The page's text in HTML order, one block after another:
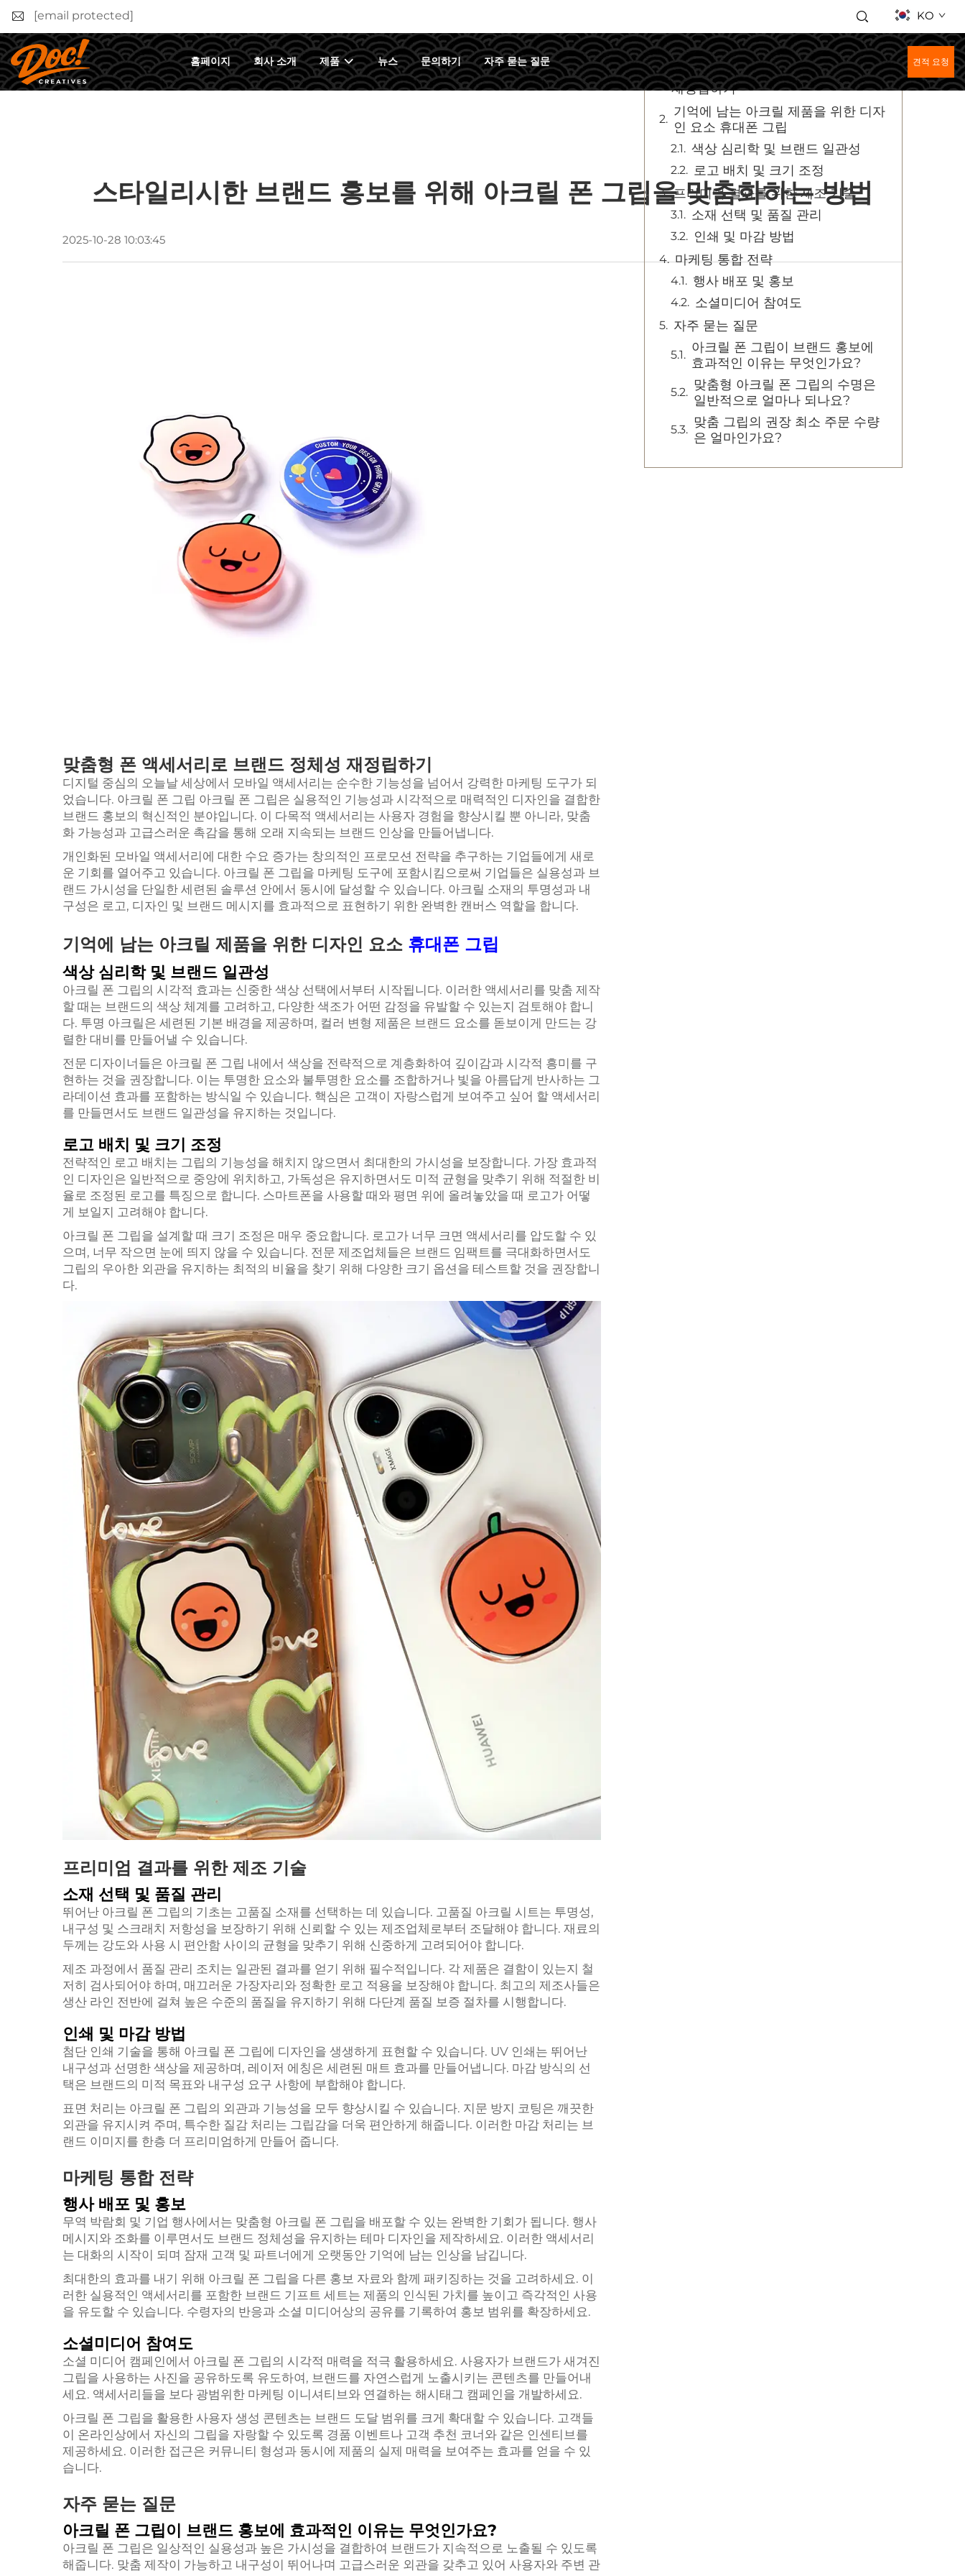
[email protected] KO
홈페이지 회사 소개 제품 뉴스 문의하기 자주 묻는 질문 견적 요청
스타일리시한 브랜드 홍보를 위해 아크릴 폰 그립을 맞춤화하는 방법
2025-10-28 10:03:45
맞춤형 폰 액세서리로 브랜드 정체성 재정립하기
디지털 중심의 오늘날 세상에서 모바일 액세서리는 순수한 기능성을 넘어서 강력한 마케팅 도구가 되
었습니다. 아크릴 폰 그립 아크릴 폰 그립은 실용적인 기능성과 시각적으로 매력적인 디자인을 결합한
브랜드 홍보의 혁신적인 분야입니다. 이 다목적 액세서리는 사용자 경험을 향상시킬 뿐 아니라, 맞춤
화 가능성과 고급스러운 촉감을 통해 오래 지속되는 브랜드 인상을 만들어냅니다.
개인화된 모바일 액세서리에 대한 수요 증가는 창의적인 프로모션 전략을 추구하는 기업들에게 새로
운 기회를 열어주고 있습니다. 아크릴 폰 그립을 마케팅 도구에 포함시킴으로써 기업들은 실용성과 브
랜드 가시성을 단일한 세련된 솔루션 안에서 동시에 달성할 수 있습니다. 아크릴 소재의 투명성과 내
구성은 로고, 디자인 및 브랜드 메시지를 효과적으로 표현하기 위한 완벽한 캔버스 역할을 합니다.
기억에 남는 아크릴 제품을 위한 디자인 요소 휴대폰 그립
색상 심리학 및 브랜드 일관성
아크릴 폰 그립의 시각적 효과는 신중한 색상 선택에서부터 시작됩니다. 이러한 액세서리를 맞춤 제작
할 때는 브랜드의 색상 체계를 고려하고, 다양한 색조가 어떤 감정을 유발할 수 있는지 검토해야 합니
다. 투명 아크릴은 세련된 기본 배경을 제공하며, 컬러 변형 제품은 브랜드 요소를 돋보이게 만드는 강
렬한 대비를 만들어낼 수 있습니다.
전문 디자이너들은 아크릴 폰 그립 내에서 색상을 전략적으로 계층화하여 깊이감과 시각적 흥미를 구
현하는 것을 권장합니다. 이는 투명한 요소와 불투명한 요소를 조합하거나 빛을 아름답게 반사하는 그
라데이션 효과를 포함하는 방식일 수 있습니다. 핵심은 고객이 자랑스럽게 보여주고 싶어 할 액세서리
를 만들면서도 브랜드 일관성을 유지하는 것입니다.
로고 배치 및 크기 조정
전략적인 로고 배치는 그립의 기능성을 해치지 않으면서 최대한의 가시성을 보장합니다. 가장 효과적
인 디자인은 일반적으로 중앙에 위치하고, 가독성은 유지하면서도 미적 균형을 맞추기 위해 적절한 비
율로 조정된 로고를 특징으로 합니다. 스마트폰을 사용할 때와 평면 위에 올려놓았을 때 로고가 어떻
게 보일지 고려해야 합니다.
아크릴 폰 그립을 설계할 때 크기 조정은 매우 중요합니다. 로고가 너무 크면 액세서리를 압도할 수 있
으며, 너무 작으면 눈에 띄지 않을 수 있습니다. 전문 제조업체들은 브랜드 임팩트를 극대화하면서도
그립의 우아한 외관을 유지하는 최적의 비율을 찾기 위해 다양한 크기 옵션을 테스트할 것을 권장합니
다.
프리미엄 결과를 위한 제조 기술
소재 선택 및 품질 관리
뛰어난 아크릴 폰 그립의 기초는 고품질 소재를 선택하는 데 있습니다. 고품질 아크릴 시트는 투명성,
내구성 및 스크래치 저항성을 보장하기 위해 신뢰할 수 있는 제조업체로부터 조달해야 합니다. 재료의
두께는 강도와 사용 시 편안함 사이의 균형을 맞추기 위해 신중하게 고려되어야 합니다.
제조 과정에서 품질 관리 조치는 일관된 결과를 얻기 위해 필수적입니다. 각 제품은 결함이 있는지 철
저히 검사되어야 하며, 매끄러운 가장자리와 정확한 로고 적용을 보장해야 합니다. 최고의 제조사들은
생산 라인 전반에 걸쳐 높은 수준의 품질을 유지하기 위해 다단계 품질 보증 절차를 시행합니다.
인쇄 및 마감 방법
첨단 인쇄 기술을 통해 아크릴 폰 그립에 디자인을 생생하게 표현할 수 있습니다. UV 인쇄는 뛰어난
내구성과 선명한 색상을 제공하며, 레이저 에칭은 세련된 매트 효과를 만들어냅니다. 마감 방식의 선
택은 브랜드의 미적 목표와 내구성 요구 사항에 부합해야 합니다.
표면 처리는 아크릴 폰 그립의 외관과 기능성을 모두 향상시킬 수 있습니다. 지문 방지 코팅은 깨끗한
외관을 유지시켜 주며, 특수한 질감 처리는 그립감을 더욱 편안하게 해줍니다. 이러한 마감 처리는 브
랜드 이미지를 한층 더 프리미엄하게 만들어 줍니다.
마케팅 통합 전략
행사 배포 및 홍보
무역 박람회 및 기업 행사에서는 맞춤형 아크릴 폰 그립을 배포할 수 있는 완벽한 기회가 됩니다. 행사
메시지와 조화를 이루면서도 브랜드 정체성을 유지하는 테마 디자인을 제작하세요. 이러한 액세서리
는 대화의 시작이 되며 잠재 고객 및 파트너에게 오랫동안 기억에 남는 인상을 남깁니다.
최대한의 효과를 내기 위해 아크릴 폰 그립을 다른 홍보 자료와 함께 패키징하는 것을 고려하세요. 이
러한 실용적인 액세서리를 포함한 브랜드 기프트 세트는 제품의 인식된 가치를 높이고 즉각적인 사용
을 유도할 수 있습니다. 수령자의 반응과 소셜 미디어상의 공유를 기록하여 홍보 범위를 확장하세요.
소셜미디어 참여도
소셜 미디어 캠페인에서 아크릴 폰 그립의 시각적 매력을 적극 활용하세요. 사용자가 브랜드가 새겨진
그립을 사용하는 사진을 공유하도록 유도하여, 브랜드를 자연스럽게 노출시키는 콘텐츠를 만들어내
세요. 액세서리들을 보다 광범위한 마케팅 이니셔티브와 연결하는 해시태그 캠페인을 개발하세요.
아크릴 폰 그립을 활용한 사용자 생성 콘텐츠는 브랜드 도달 범위를 크게 확대할 수 있습니다. 고객들
이 온라인상에서 자신의 그립을 자랑할 수 있도록 경품 이벤트나 고객 추천 코너와 같은 인센티브를
제공하세요. 이러한 접근은 커뮤니티 형성과 동시에 제품의 실제 매력을 보여주는 효과를 얻을 수 있
습니다.
자주 묻는 질문
아크릴 폰 그립이 브랜드 홍보에 효과적인 이유는 무엇인가요?
아크릴 폰 그립은 일상적인 실용성과 높은 가시성을 결합하여 브랜드가 지속적으로 노출될 수 있도록
해줍니다. 맞춤 제작이 가능하고 내구성이 뛰어나며 고급스러운 외관을 갖추고 있어 사용자와 주변 관
맞춤형 폰 액세서리로 브랜드 정체성
재정립하기
기억에 남는 아크릴 제품을 위한 디자
인 요소 휴대폰 그립
색상 심리학 및 브랜드 일관성
로고 배치 및 크기 조정
프리미엄 결과를 위한 제조 기술
소재 선택 및 품질 관리
인쇄 및 마감 방법
마케팅 통합 전략
행사 배포 및 홍보
소셜미디어 참여도
자주 묻는 질문
아크릴 폰 그립이 브랜드 홍보에
효과적인 이유는 무엇인가요?
맞춤형 아크릴 폰 그립의 수명은
일반적으로 얼마나 되나요?
맞춤 그립의 권장 최소 주문 수량
은 얼마인가요?